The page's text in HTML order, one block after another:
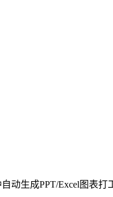
动生成PPT/Excel图表打